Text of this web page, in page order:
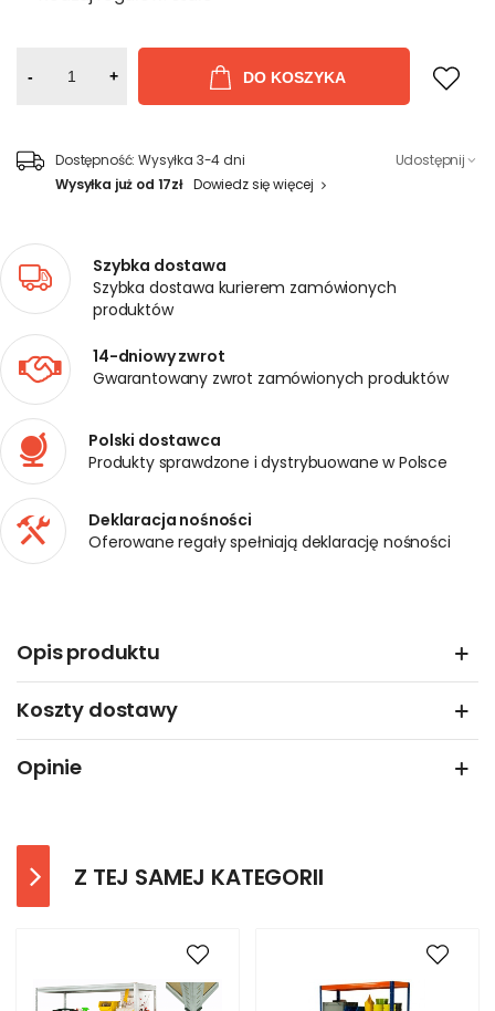
- + DO KOSZYKA
Dostępność: Wysyłka 3-4 dni
Wysyłka już od 17zł Dowiedz się więcej
Udostępnij
Szybka dostawa
Szybka dostawa kurierem zamówionych
produktów
14-dniowy zwrot
Gwarantowany zwrot zamówionych produktów
Polski dostawca
Produkty sprawdzone i dystrybuowane w Polsce
Deklaracja nośności
Oferowane regały spełniają deklarację nośności
Opis produktu
Koszty dostawy
Opinie
Z TEJ SAMEJ KATEGORII